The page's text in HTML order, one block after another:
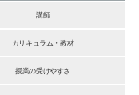
講師
カリキュラム・教材
授業の受けやすさ